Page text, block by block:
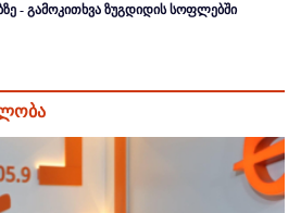
- გამოკითხვა ზუგდიდის სოფლებში